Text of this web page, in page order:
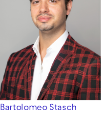
Bartolomeo Stasch